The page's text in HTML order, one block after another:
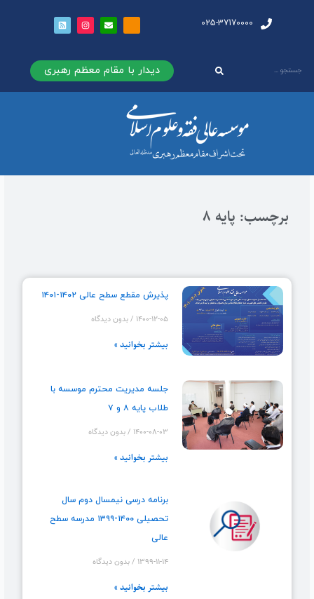
025-37170000
دیدار با مقام معظم رهبری
برچسب: پایه 8
پذیرش مقطع سطح عالی ۱۴۰۲-۱۴۰۱
۱۴۰۰-۱۲-۰۵ بدون دیدگاه
بیشتر بخوانید »
جلسه مدیریت محترم موسسه با
طلاب پایه ۸ و ۷
۱۴۰۰-۰۸-۰۳ بدون دیدگاه
بیشتر بخوانید »
برنامه درسی نیمسال دوم سال
تحصیلی ۱۴۰۰-۱۳۹۹ مدرسه سطح
عالی
۱۳۹۹-۱۱-۱۴ بدون دیدگاه
بیشتر بخوانید »